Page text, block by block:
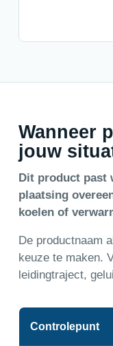
Wanneer
jouw
Dit product past
plaatsing
koelen of
De productnaam
keuze te maken.
leidingtraject,
Controlepunt